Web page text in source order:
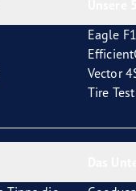
Eagle
Vector
Tire